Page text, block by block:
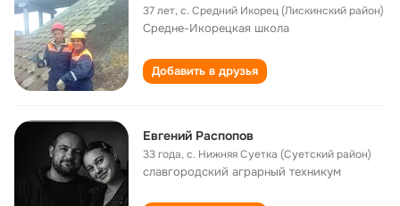
37 лет,с. Средний Икорец (Лискинский район)
Средне-Икорецкая школа
Добавить в друзья
Евгений Распопов
33 года,с. Нижняя Суетка (Суетский район)
славгородский аграрный техникум